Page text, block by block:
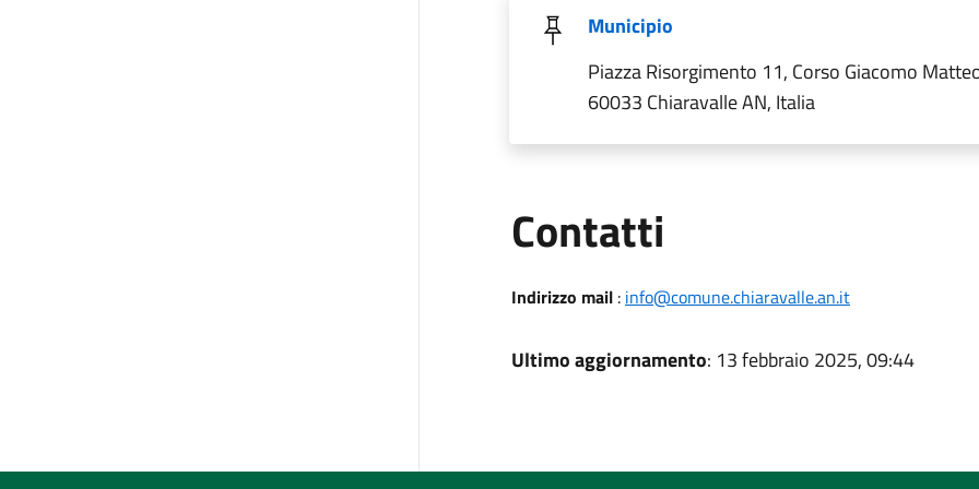
Municipio
Piazza Risorgimento 11, Corso Giacomo
60033 Chiaravalle AN, Italia
Contatti
Indirizzo mail: info@comune.chiaravalle.an.it
Ultimo aggiornamento: 13 febbraio 2025, 09:44